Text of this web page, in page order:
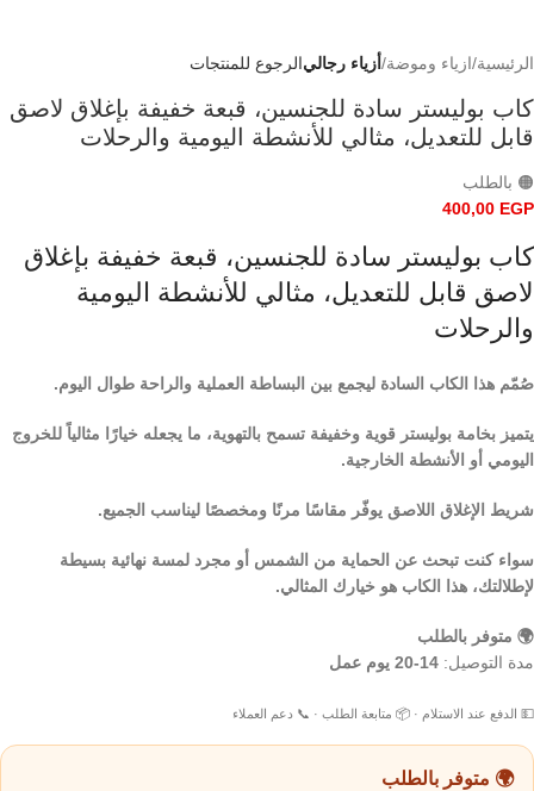
الرئيسية ازياء وموضة أزياء رجاليالرجوع للمنتجات
كاب بوليستر سادة للجنسين، قبعة خفيفة بإغلاق لاصق
قابل للتعديل، مثالي للأنشطة اليومية والرحلات
🟠 بالطلب
400,00 EGP
كاب بوليستر سادة للجنسين، قبعة خفيفة بإغلاق
لاصق قابل للتعديل، مثالي للأنشطة اليومية
والرحلات
صُمّم هذا الكاب السادة ليجمع بين البساطة العملية والراحة طوال اليوم.
يتميز بخامة بوليستر قوية وخفيفة تسمح بالتهوية، ما يجعله خيارًا مثالياً للخروج
اليومي أو الأنشطة الخارجية.
شريط الإغلاق اللاصق يوفّر مقاسًا مرنًا ومخصصًا ليناسب الجميع.
سواء كنت تبحث عن الحماية من الشمس أو مجرد لمسة نهائية بسيطة
لإطلالتك، هذا الكاب هو خيارك المثالي.
🌍 متوفر بالطلب
مدة التوصيل: 14-20 يوم عمل
💵 الدفع عند الاستلام · 📦 متابعة الطلب · 📞 دعم العملاء
🌍 متوفر بالطلب